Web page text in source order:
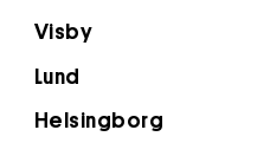
Visby
Lund
Helsingborg